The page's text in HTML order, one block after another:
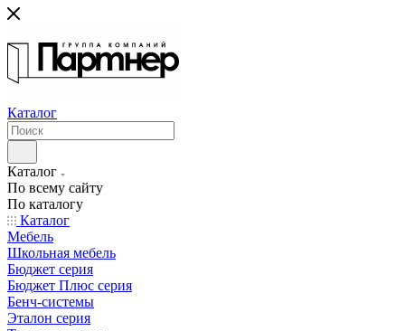
Каталог
Каталог
По всему сайту
По каталогу
Каталог
Мебель
Школьная мебель
Бюджет серия
Бюджет Плюс серия
Бенч-системы
Эталон серия